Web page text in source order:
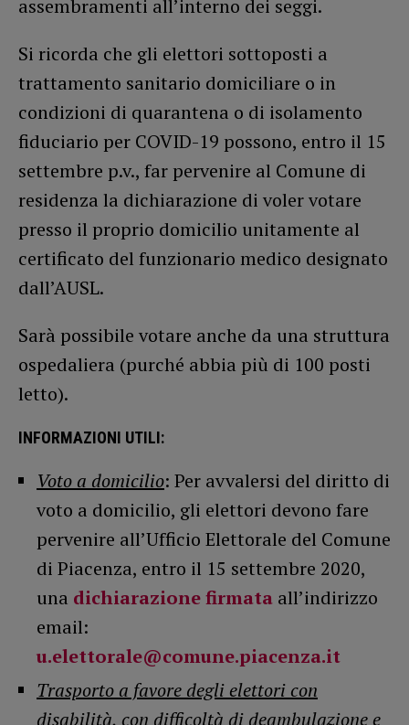
assembramenti all’interno dei seggi.
Si ricorda che gli elettori sottoposti a
trattamento sanitario domiciliare o in
condizioni di quarantena o di isolamento
fiduciario per COVID-19 possono, entro il 15
settembre p.v., far pervenire al Comune di
residenza la dichiarazione di voler votare
presso il proprio domicilio unitamente al
certificato del funzionario medico designato
dall’AUSL.
Sarà possibile votare anche da una struttura
ospedaliera (purché abbia più di 100 posti
letto).
INFORMAZIONI UTILI:
Voto a domicilio: Per avvalersi del diritto di
voto a domicilio, gli elettori devono fare
pervenire all’Ufficio Elettorale del Comune
di Piacenza, entro il 15 settembre 2020,
una dichiarazione firmata all’indirizzo
email:
u.elettorale@comune.piacenza.it
Trasporto a favore degli elettori con
disabilità, con difficoltà di deambulazione e